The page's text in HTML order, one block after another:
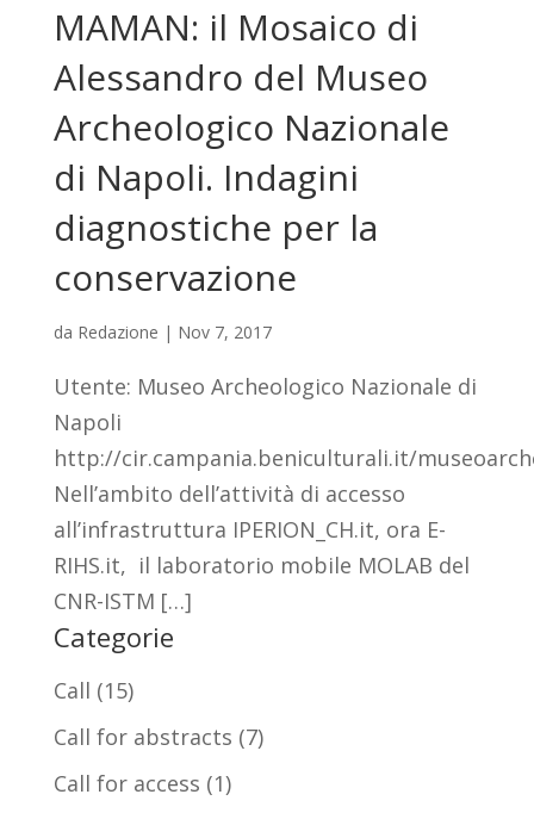
MAMAN: il Mosaico di
Alessandro del Museo
Archeologico Nazionale
di Napoli. Indagini
diagnostiche per la
conservazione
da Redazione | Nov 7, 2017
Utente: Museo Archeologico Nazionale di
Napoli
http://cir.campania.beniculturali.it/
Nell’ambito dell’attività di accesso
all’infrastruttura IPERION_CH.it, ora E-
RIHS.it, il laboratorio mobile MOLAB del
CNR-ISTM […]
Categorie
Call (15)
Call for abstracts (7)
Call for access (1)